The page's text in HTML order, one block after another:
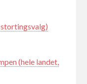
(hele landet,